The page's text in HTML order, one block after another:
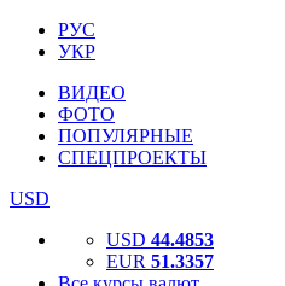
РУС
УКР
ВИДЕО
ФОТО
ПОПУЛЯРНЫЕ
СПЕЦПРОЕКТЫ
USD
USD 44.4853
EUR 51.3357